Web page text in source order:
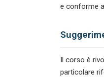
e conforme
Il corso è
particolare